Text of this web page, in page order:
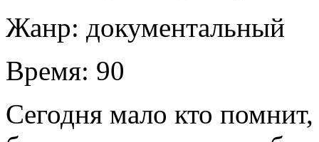
Жанр: документальный
Время: 90
Сегодня мало кто